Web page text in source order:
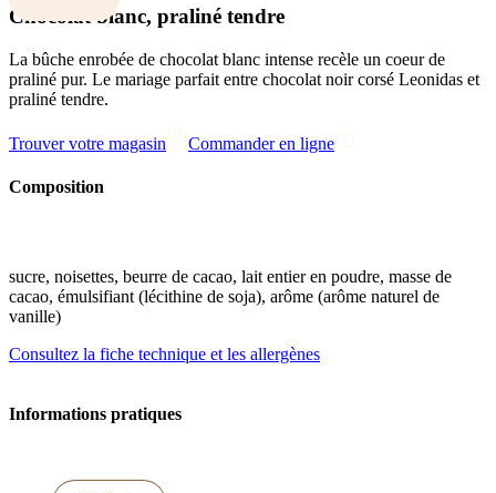
Chocolat blanc, praliné tendre
La bûche enrobée de chocolat blanc intense recèle un coeur de
praliné pur. Le mariage parfait entre chocolat noir corsé Leonidas et
praliné tendre.
Trouver votre magasin Commander en ligne
Composition
sucre, noisettes, beurre de cacao, lait entier en poudre, masse de
cacao, émulsifiant (lécithine de soja), arôme (arôme naturel de
vanille)
Consultez la fiche technique et les allergènes
Informations pratiques